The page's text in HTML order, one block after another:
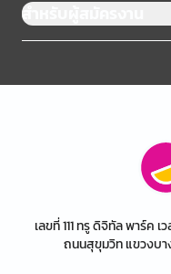
สำหรับผู้สมัครงาน
เลขที่ 111 ทรู ดิจิทัล พาร์ค
ถนนสุขุมวิท แขวงบา